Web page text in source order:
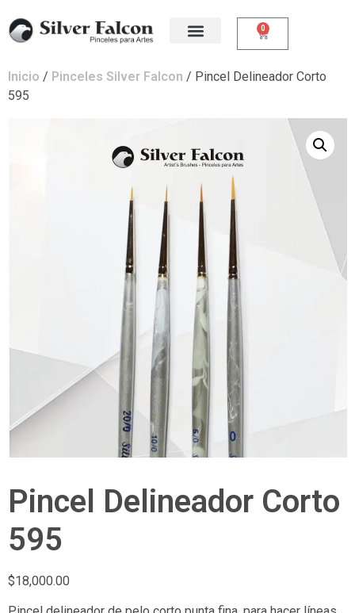
0
Inicio / Pinceles Silver Falcon / Pincel Delineador Corto
595
Pincel Delineador Corto
595
$18,000.00